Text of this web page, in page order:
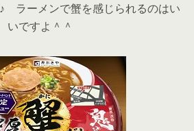
ラーメンで蟹を感じられるのはい
いですよ＾＾